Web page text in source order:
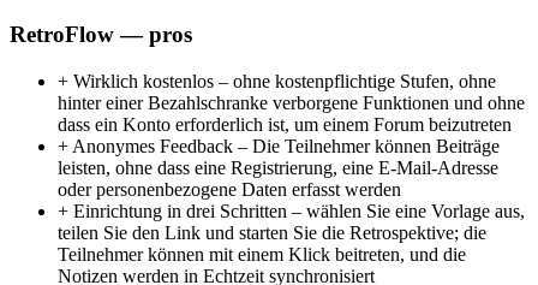
RetroFlow — pros
+ Wirklich kostenlos – ohne kostenpflichtige Stufen, ohne
hinter einer Bezahlschranke verborgene Funktionen und ohne
dass ein Konto erforderlich ist, um einem Forum beizutreten
+ Anonymes Feedback – Die Teilnehmer können Beiträge
leisten, ohne dass eine Registrierung, eine E-Mail-Adresse
oder personenbezogene Daten erfasst werden
+ Einrichtung in drei Schritten – wählen Sie eine Vorlage aus,
teilen Sie den Link und starten Sie die Retrospektive; die
Teilnehmer können mit einem Klick beitreten, und die
Notizen werden in Echtzeit synchronisiert